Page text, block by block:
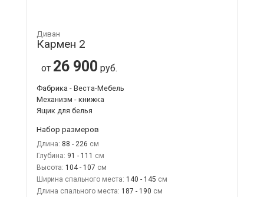
Диван
Кармен 2
от 26 900 руб.
Фабрика - Веста-Мебель
Механизм - книжка
Ящик для белья
Набор размеров
Длина: 88 - 226
Глубина: 91 - 111
Высота: 104 - 107
Ширина спального места: 140 - 145
Длина спального места: 187 - 190